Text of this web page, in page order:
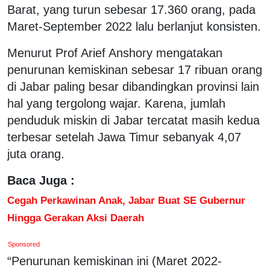
Barat, yang turun sebesar 17.360 orang, pada
Maret-September 2022 lalu berlanjut konsisten.
Menurut Prof Arief Anshory mengatakan
penurunan kemiskinan sebesar 17 ribuan orang
di Jabar paling besar dibandingkan provinsi lain
hal yang tergolong wajar. Karena, jumlah
penduduk miskin di Jabar tercatat masih kedua
terbesar setelah Jawa Timur sebanyak 4,07
juta orang.
Baca Juga :
Cegah Perkawinan Anak, Jabar Buat SE Gubernur
Hingga Gerakan Aksi Daerah
Sponsored
“Penurunan kemiskinan ini (Maret 2022-